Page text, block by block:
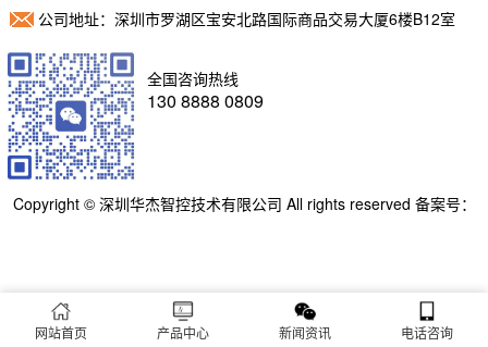
公司地址：深圳市罗湖区宝安北路国际商品交易大厦6楼B12室
全国咨询热线
130 8888 0809
Copyright © 深圳华杰智控技术有限公司 All rights reserved 备案号：
网站首页 产品中心 新闻资讯 电话咨询